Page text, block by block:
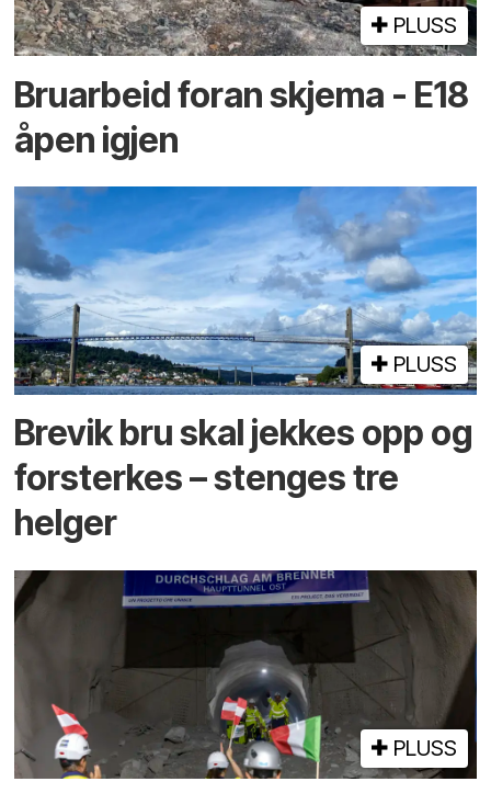
PLUSS
Bruarbeid foran skjema - E18
åpen igjen
PLUSS
Brevik bru skal jekkes opp og
forsterkes – stenges tre
helger
PLUSS